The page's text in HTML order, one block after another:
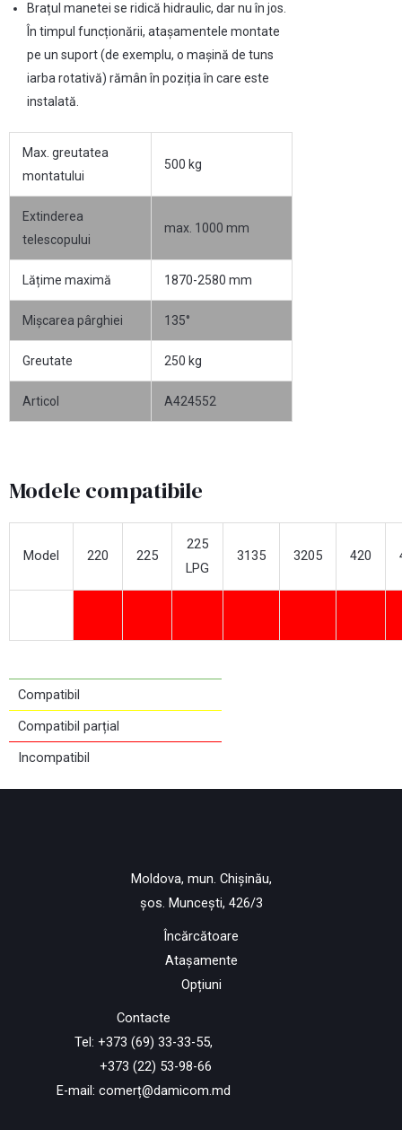
Brațul manetei se ridică hidraulic, dar nu în jos.
În timpul funcționării, atașamentele montate
pe un suport (de exemplu, o mașină de tuns
iarba rotativă) rămân în poziția în care este
instalată.
Max. greutatea
montatului
500 kg
Extinderea
telescopului
max. 1000 mm
Lățime maximă 1870-2580 mm
Mișcarea pârghiei 135°
Greutate 250 kg
Articol A424552
Modele compatibile
Model 220 225
225
LPG
3135 3205 420
Compatibil
Compatibil parțial
Incompatibil
Moldova, mun. Chișinău,
șos. Muncești, 426/3
Încărcătoare
Atașamente
Opțiuni
Contacte
Tel: +373 (69) 33-33-55,
+373 (22) 53-98-66
E-mail: comerț@damicom.md